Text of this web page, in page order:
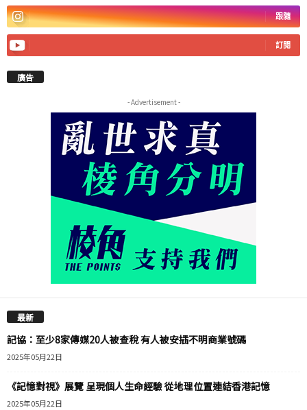
跟隨
訂閱
廣告
- Advertisement -
最新
記協：至少8家傳媒20人被查稅 有人被安插不明商業號碼
2025年05月22日
《記憶對視》展覽 呈現個人生命經驗 從地理位置連結香港記憶
2025年05月22日